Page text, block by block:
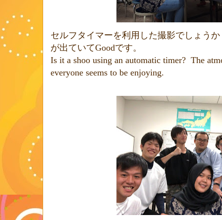
セルフタイマーを利用した撮影でしょう
が出ていてGoodです。
Is it a shoo using an automatic timer? The
everyone seems to be enjoying.